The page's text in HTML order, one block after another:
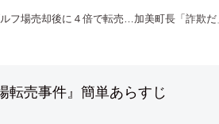
フ場売却後に４倍で転売…加美町長「詐欺だ
転売事件』簡単あらすじ